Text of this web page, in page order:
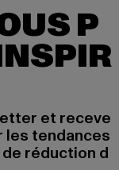
P
et receve
les tendances
réduction d